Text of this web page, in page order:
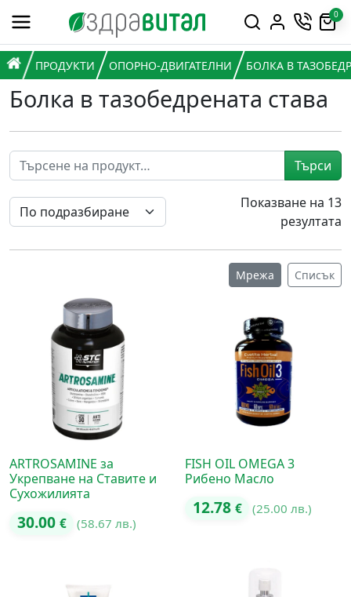
Премини към съдържанието
Горна навигация
0
Главна навигация
НАЧАЛО
ПРОДУКТИ ОПОРНО-ДВИГАТЕЛНИ БОЛКА В
Болка в тазобедрената става
Показване на 13
резултата
Търси
Мрежа Списък
ARTROSAMINE за
Укрепване на Ставите и
Сухожилията
30.00 € (58.67 лв.)
FISH OIL OMEGA 3
Рибено Масло
12.78 € (25.00 лв.)